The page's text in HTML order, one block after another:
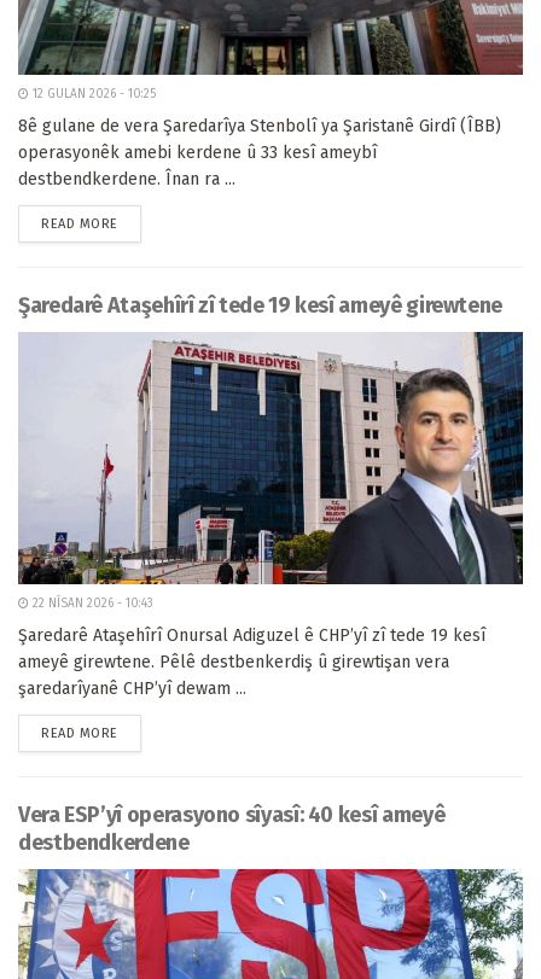
12 GULAN 2026 - 10:25
8ê gulane de vera Şaredarîya Stenbolî ya Şaristanê Girdî (ÎBB)
operasyonêk amebi kerdene û 33 kesî ameybî
destbendkerdene. Înan ra ...
READ MORE
Şaredarê Ataşehîrî zî tede 19 kesî ameyê girewtene
22 NÎSAN 2026 - 10:43
Şaredarê Ataşehîrî Onursal Adiguzel ê CHP’yî zî tede 19 kesî
ameyê girewtene. Pêlê destbenkerdiş û girewtişan vera
şaredarîyanê CHP’yî dewam ...
READ MORE
Vera ESP’yî operasyono sîyasî: 40 kesî ameyê
destbendkerdene